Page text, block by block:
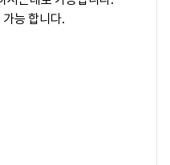
능 합니다.